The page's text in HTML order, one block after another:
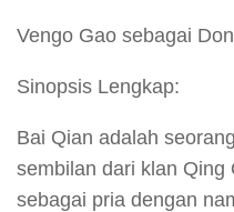
Vengo Gao sebagai
Sinopsis Lengkap:
Bai Qian adalah
sembilan dari klan Qing
sebagai pria dengan